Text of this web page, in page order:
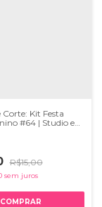
Kit Festa
#64 | Studio e
R$15,00
sem juros